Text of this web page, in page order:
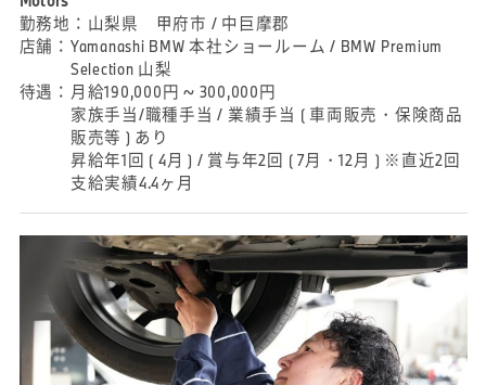
勤務地： 山梨県 甲府市 / 中巨摩郡
店舗： Yamanashi BMW 本社ショールーム / BMW Premium
Selection 山梨
待遇： 月給190,000円 ~ 300,000円
家族手当/職種手当 / 業績手当 ( 車両販売・保険商品
販売等 ) あり
昇給年1回 ( 4月 ) / 賞与年2回 ( 7月・12月 ) ※直近2回
支給実績4.4ヶ月